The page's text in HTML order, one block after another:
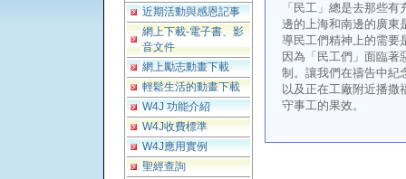
近期活動與感恩記事
網上下載-電子書、影
音文件
網上勵志動畫下載
輕鬆生活的動畫下載
W4J 功能介紹
W4J收費標準
W4J應用實例
聖經查詢
「民工」總是去那些
邊的上海和南邊的廣東
導民工們精神上的需要
因為「民工們」面臨著
制。讓我們在禱告中紀
以及正在工廠附近播撒
守事工的果效。